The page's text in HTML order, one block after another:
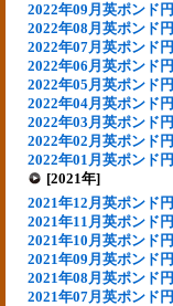
2022年09月英ポンド円
2022年08月英ポンド円
2022年07月英ポンド円
2022年06月英ポンド円
2022年05月英ポンド円
2022年04月英ポンド円
2022年03月英ポンド円
2022年02月英ポンド円
2022年01月英ポンド円
[2021年]
2021年12月英ポンド円
2021年11月英ポンド円
2021年10月英ポンド円
2021年09月英ポンド円
2021年08月英ポンド円
2021年07月英ポンド円